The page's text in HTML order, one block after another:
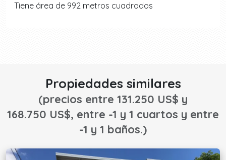
Tiene área de 992 metros cuadrados
Propiedades similares
(precios entre 131.250 US$ y
168.750 US$, entre -1 y 1 cuartos y entre
-1 y 1 baños.)